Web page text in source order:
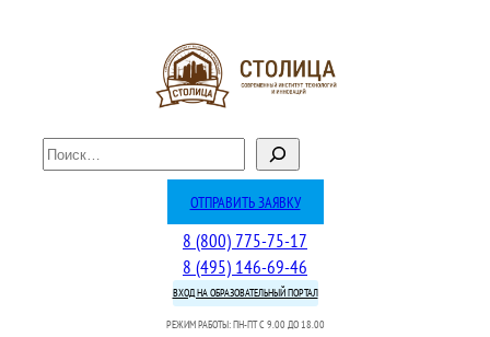
П
о
ОТПРАВИТЬ ЗАЯВКУ
8 (800) 775-75-17
8 (495) 146-69-46
ВХОД НА ОБРАЗОВАТЕЛЬНЫЙ ПОРТАЛ
РЕЖИМ РАБОТЫ: ПН-ПТ C 9.00 ДО 18.00